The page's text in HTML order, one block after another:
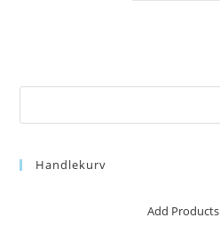
Handlekurv
No products in the cart.Add Products